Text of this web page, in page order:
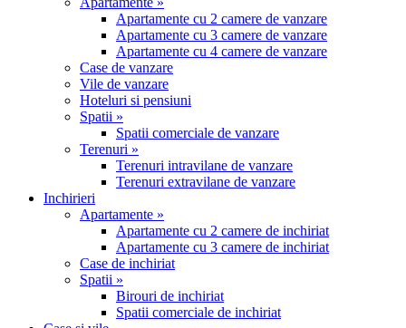
Apartamente cu 2 camere de vanzare
Apartamente cu 3 camere de vanzare
Apartamente cu 4 camere de vanzare
Case de vanzare
Vile de vanzare
Hoteluri si pensiuni
Spatii »
Spatii comerciale de vanzare
Terenuri »
Terenuri intravilane de vanzare
Terenuri extravilane de vanzare
Inchirieri
Apartamente »
Apartamente cu 2 camere de inchiriat
Apartamente cu 3 camere de inchiriat
Case de inchiriat
Spatii »
Birouri de inchiriat
Spatii comerciale de inchiriat